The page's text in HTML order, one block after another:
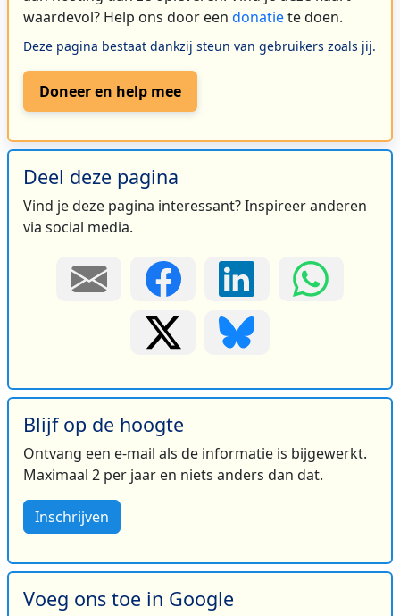
waardevol? Help ons door een donatiete doen.
Deze pagina bestaat dankzij steun van gebruikers zoals jij.
Doneer en help mee
Deel deze pagina
Vind je deze pagina interessant? Inspireer anderen
via social media.
Blijf op de hoogte
Ontvang een e-mail als de informatie is bijgewerkt.
Maximaal 2 per jaar en niets anders dan dat.
Inschrijven
Voeg ons toe in Google